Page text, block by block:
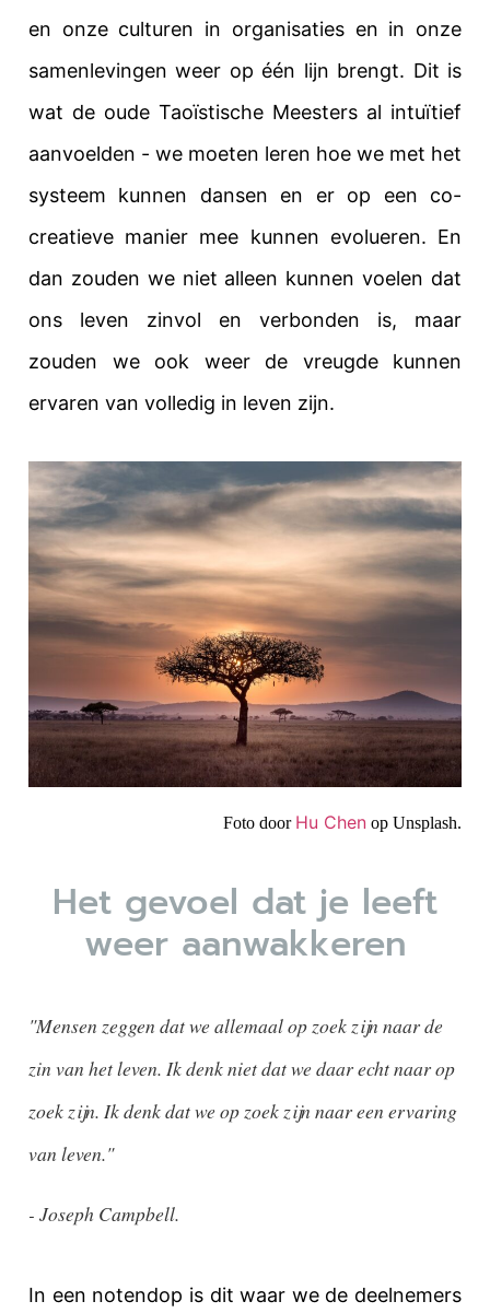
en onze culturen in organisaties en in onze
samenlevingen weer op één lijn brengt. Dit is
wat de oude Taoïstische Meesters al intuïtief
aanvoelden - we moeten leren hoe we met het
systeem kunnen dansen en er op een co-
creatieve manier mee kunnen evolueren. En
dan zouden we niet alleen kunnen voelen dat
ons leven zinvol en verbonden is, maar
zouden we ook weer de vreugde kunnen
ervaren van volledig in leven zijn.
Foto door Hu Chen op Unsplash.
Het gevoel dat je leeft
weer aanwakkeren
"Mensen zeggen dat we allemaal op zoek zijn naar de
zin van het leven. Ik denk niet dat we daar echt naar op
zoek zijn. Ik denk dat we op zoek zijn naar een ervaring
van leven."
- Joseph Campbell.
In een notendop is dit waar we de deelnemers